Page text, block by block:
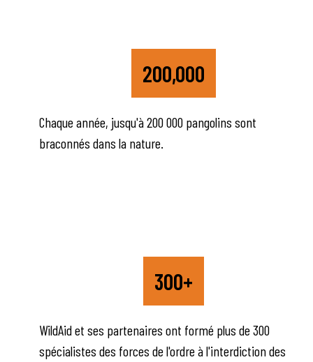
200,000
Chaque année, jusqu'à 200 000 pangolins sont
braconnés dans la nature.
300+
WildAid et ses partenaires ont formé plus de 300
spécialistes des forces de l'ordre à l'interdiction des